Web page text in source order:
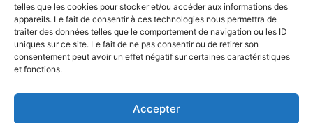
telles que les cookies pour stocker et/ou accéder aux informations des
appareils. Le fait de consentir à ces technologies nous permettra de
traiter des données telles que le comportement de navigation ou les ID
uniques sur ce site. Le fait de ne pas consentir ou de retirer son
consentement peut avoir un effet négatif sur certaines caractéristiques
et fonctions.
Accepter
Silly Boy Blue : Une Étoile Musicale Qui Brille de
18 décembre 2023